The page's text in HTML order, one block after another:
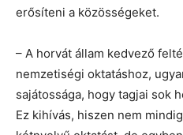
erősíteni a közösségeket.
– A horvát állam kedvező
nemzetiségi oktatáshoz,
sajátossága, hogy tagjai sok
Ez kihívás, hiszen nem